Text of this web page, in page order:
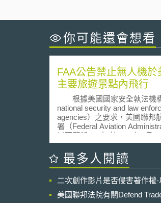
你可能還會想看
FAA公告禁止無人機於
主要旅遊景點內飛行
根據美國國家安全執法機
national security and law
agencies）之要求，美國聯邦
署（Federal Aviation
以下簡稱FAA）於2017年9月28
依照聯邦法規（Code of
Regulations）第99.7條規定，
人機飛行規則，禁止任何人於
機。美國聯邦調查局（FBI）
Christopher Wray表示，「擔心
分子會使用無人機進行攻擊。
最多人閱讀
二次創作影片是否侵害著作權
美國聯邦法院有關Defend